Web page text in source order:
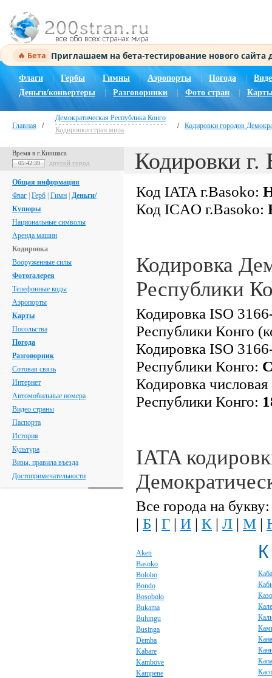
🔥 Бета Приглашаем на бета-тестирование нового
Флаги Гербы Гимны | Аэропорты Погода |
Деньги/конвертеры
Разговорники Фото стран
Главная /
Демократическая Республика Конго
Кодировки стран мира
/ Кодировки городов
Время в г.Киншаса
05:42:40 другой город
Общая информация
Флаг Герб Гимн Деньги/
Купюры
Национальные символы
Аренда машин
Кодировка
Вооруженные силы
Фотогалерея
Телефонные коды
Аэропорты
Карты
Посольства
Погода
Разговорник
Сотовая связь
Интернет
Автомобильные номера
Видео страны
Паспорта
История
Культура
Визы, правила въезда
Достопримечательности
Кодировки г.
Код IATA г.Basoko:
Код ICAO г.Basoko:
Кодировка
Республики
Кодировка ISO
Республики Конго
Кодировка ISO
Республики Конго:
Кодировка
Республики Конго:
IATA
Все города на букву:
| Б | Г | И | К | Л | М |
Aketi
Basoko
Bolobo
Bondo
Bosobolo
Bukama
Bulungu
Businga
Demba
Kabare
Kambove
Kampene
К